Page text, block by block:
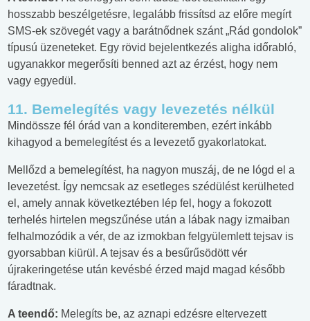
hosszabb beszélgetésre, legalább frissítsd az előre megírt
SMS-ek szövegét vagy a barátnődnek szánt „Rád gondolok”
típusú üzeneteket. Egy rövid bejelentkezés aligha időrabló,
ugyanakkor megerősíti benned azt az érzést, hogy nem
vagy egyedül.
11. Bemelegítés vagy levezetés nélkül
Mindössze fél órád van a konditeremben, ezért inkább
kihagyod a bemelegítést és a levezető gyakorlatokat.
Mellőzd a bemelegítést, ha nagyon muszáj, de ne lógd el a
levezetést. Így nemcsak az esetleges szédülést kerülheted
el, amely annak következtében lép fel, hogy a fokozott
terhelés hirtelen megszűnése után a lábak nagy izmaiban
felhalmozódik a vér, de az izmokban felgyülemlett tejsav is
gyorsabban kiürül. A tejsav és a besűrűsödött vér
újrakeringetése után kevésbé érzed majd magad később
fáradtnak.
A teendő: Melegíts be, az aznapi edzésre eltervezett